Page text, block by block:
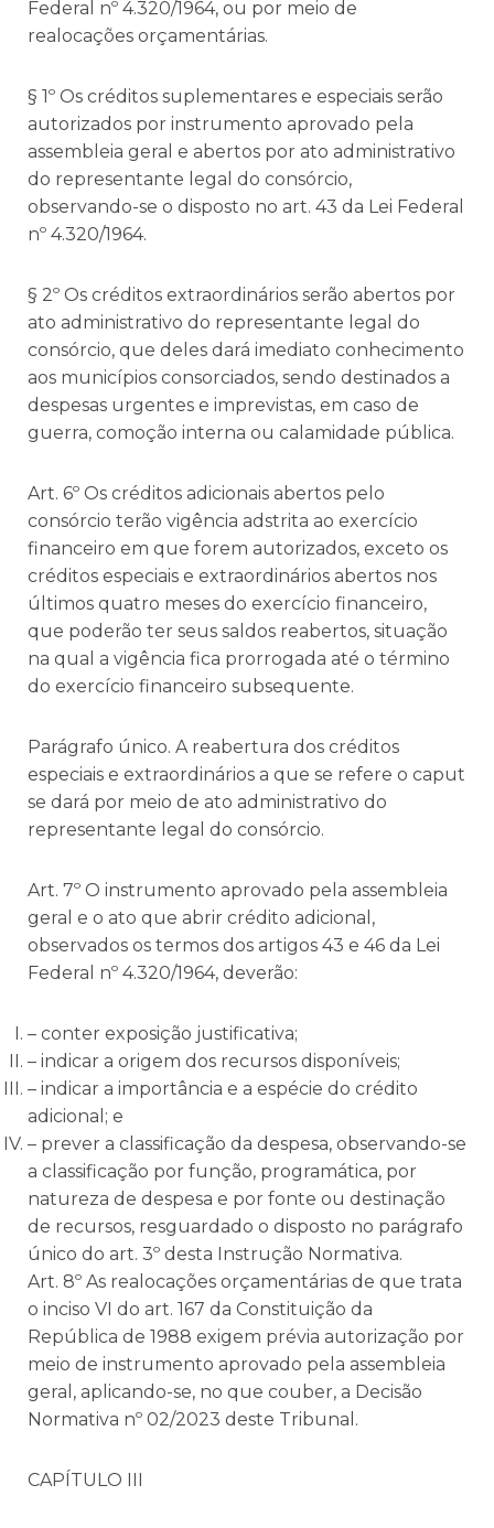
Federal nº 4.320/1964, ou por meio de
realocações orçamentárias.
§ 1º Os créditos suplementares e especiais serão
autorizados por instrumento aprovado pela
assembleia geral e abertos por ato administrativo
do representante legal do consórcio,
observando-se o disposto no art. 43 da Lei Federal
nº 4.320/1964.
§ 2º Os créditos extraordinários serão abertos por
ato administrativo do representante legal do
consórcio, que deles dará imediato conhecimento
aos municípios consorciados, sendo destinados a
despesas urgentes e imprevistas, em caso de
guerra, comoção interna ou calamidade pública.
Art. 6º Os créditos adicionais abertos pelo
consórcio terão vigência adstrita ao exercício
financeiro em que forem autorizados, exceto os
créditos especiais e extraordinários abertos nos
últimos quatro meses do exercício financeiro,
que poderão ter seus saldos reabertos, situação
na qual a vigência fica prorrogada até o término
do exercício financeiro subsequente.
Parágrafo único. A reabertura dos créditos
especiais e extraordinários a que se refere o caput
se dará por meio de ato administrativo do
representante legal do consórcio.
Art. 7º O instrumento aprovado pela assembleia
geral e o ato que abrir crédito adicional,
observados os termos dos artigos 43 e 46 da Lei
Federal nº 4.320/1964, deverão:
– conter exposição justificativa;
– indicar a origem dos recursos disponíveis;
– indicar a importância e a espécie do crédito
adicional; e
– prever a classificação da despesa, observando-se
a classificação por função, programática, por
natureza de despesa e por fonte ou destinação
de recursos, resguardado o disposto no parágrafo
único do art. 3º desta Instrução Normativa.
Art. 8º As realocações orçamentárias de que trata
o inciso VI do art. 167 da Constituição da
República de 1988 exigem prévia autorização por
meio de instrumento aprovado pela assembleia
geral, aplicando-se, no que couber, a Decisão
Normativa nº 02/2023 deste Tribunal.
CAPÍTULO III